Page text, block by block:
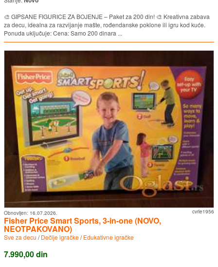
🎨 GIPSANE FIGURICE ZA BOJENJE – Paket za 200 din! 🎨 Kreativna zabava
za decu, idealna za razvijanje mašte, rođendanske poklone ili igru kod kuće.
Ponuda uključuje: Cena: Samo 200 dinara ...
cvrle1956
Obnovljen: 16.07.2026.
Fisher Price Smart Sports, 3-in-one (NOVO,
NEOTPAKOVANO)
Sve za decu /Dečije igračke/Edukativne igračke
7.990,00 din